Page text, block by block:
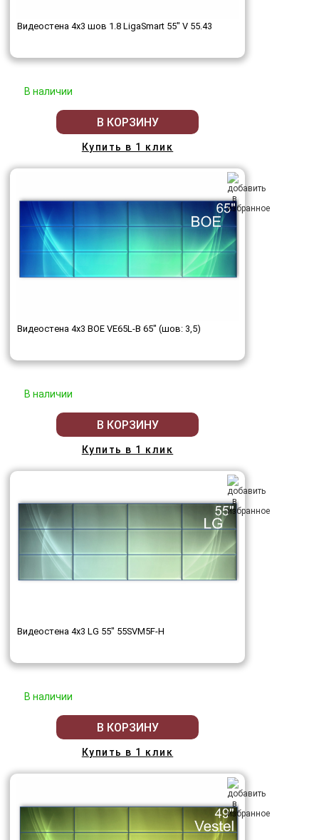
Видеостена 4x3 шов 1.8 LigaSmart 55" V 55.43
В наличии
В КОРЗИНУ
Купить в 1 клик
Видеостена 4x3 BOE VE65L-B 65" (шов: 3,5)
В наличии
В КОРЗИНУ
Купить в 1 клик
Видеостена 4x3 LG 55" 55SVM5F-H
В наличии
В КОРЗИНУ
Купить в 1 клик